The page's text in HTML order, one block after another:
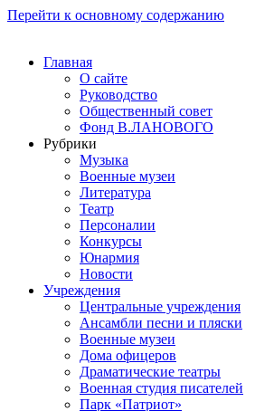
Перейти к основному содержанию
Главная
О сайте
Руководство
Общественный совет
Фонд В.ЛАНОВОГО
Рубрики
Музыка
Военные музеи
Литература
Театр
Персоналии
Конкурсы
Юнармия
Новости
Учреждения
Центральные учреждения
Ансамбли песни и пляски
Военные музеи
Дома офицеров
Драматические театры
Военная студия писателей
Парк «Патриот»